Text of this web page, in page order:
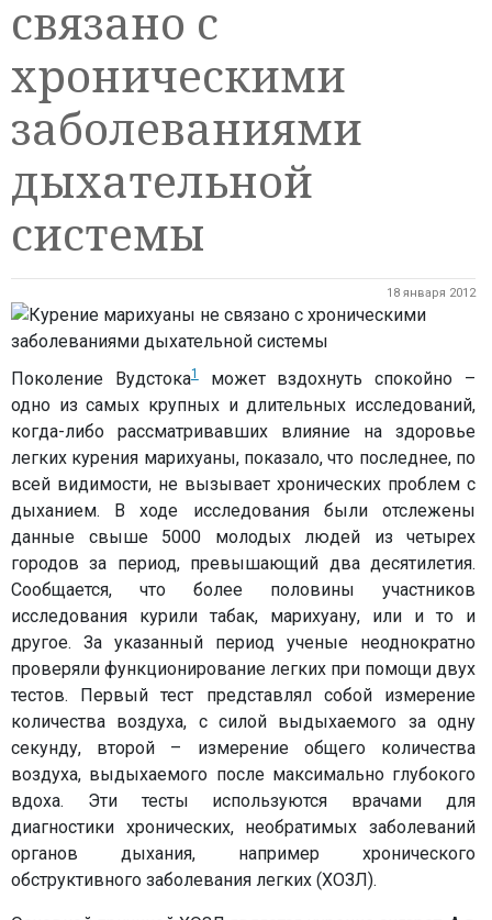
связано с
хроническими
заболеваниями
дыхательной
системы
18 января 2012
Поколение Вудстока1 может вздохнуть спокойно –
одно из самых крупных и длительных исследований,
когда-либо рассматривавших влияние на здоровье
легких курения марихуаны, показало, что последнее, по
всей видимости, не вызывает хронических проблем с
дыханием. В ходе исследования были отслежены
данные свыше 5000 молодых людей из четырех
городов за период, превышающий два десятилетия.
Сообщается, что более половины участников
исследования курили табак, марихуану, или и то и
другое. За указанный период ученые неоднократно
проверяли функционирование легких при помощи двух
тестов. Первый тест представлял собой измерение
количества воздуха, с силой выдыхаемого за одну
секунду, второй – измерение общего количества
воздуха, выдыхаемого после максимально глубокого
вдоха. Эти тесты используются врачами для
диагностики хронических, необратимых заболеваний
органов дыхания, например хронического
обструктивного заболевания легких (ХОЗЛ).